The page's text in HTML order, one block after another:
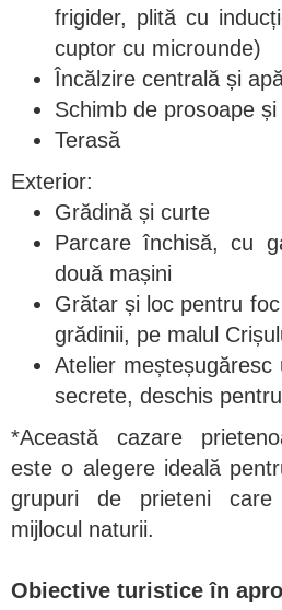
frigider, plită cu
cuptor cu microunde)
Încălzire centrală și
Schimb de prosoape
Terasă
Exterior:
Grădină și curte
Parcare închisă, cu
două mașini
Grătar și loc pentru
grădinii, pe malul
Atelier
secrete, deschis
*Această cazare
este o alegere ideală
grupuri de prieteni
mijlocul naturii.
Obiective turistice în